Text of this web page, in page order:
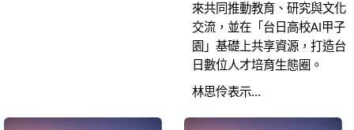
來共同推動教育、研究與文化
交流，並在「台日高校AI甲子
園」基礎上共享資源，打造台
日數位人才培育生態圈。
林思伶表示...